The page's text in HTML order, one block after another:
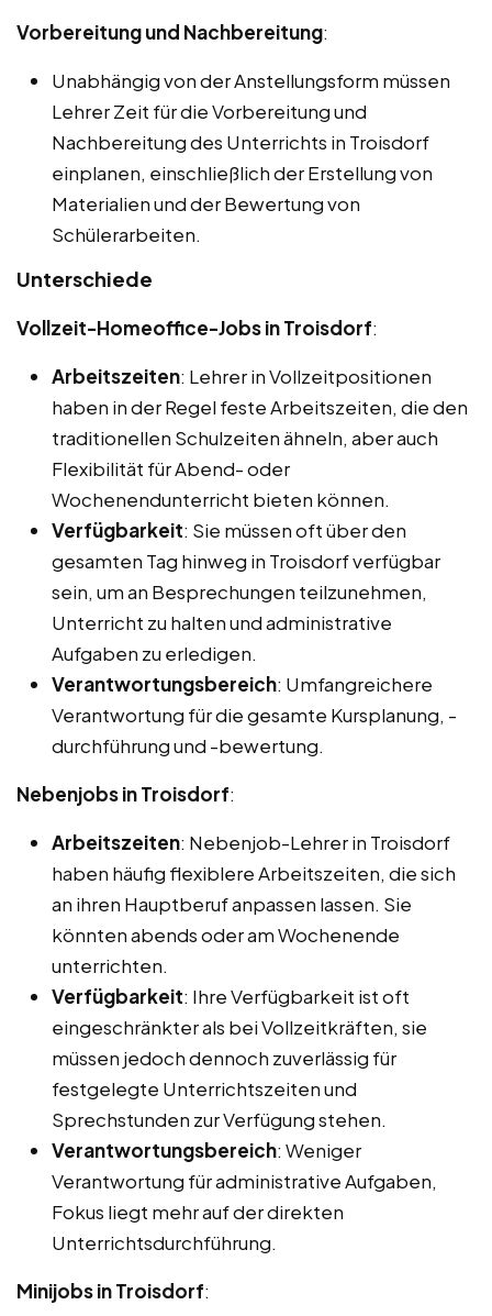
Vorbereitung und Nachbereitung:
Unabhängig von der Anstellungsform müssen
Lehrer Zeit für die Vorbereitung und
Nachbereitung des Unterrichts in Troisdorf
einplanen, einschließlich der Erstellung von
Materialien und der Bewertung von
Schülerarbeiten.
Unterschiede
Vollzeit-Homeoffice-Jobs in Troisdorf:
Arbeitszeiten: Lehrer in Vollzeitpositionen
haben in der Regel feste Arbeitszeiten, die den
traditionellen Schulzeiten ähneln, aber auch
Flexibilität für Abend- oder
Wochenendunterricht bieten können.
Verfügbarkeit: Sie müssen oft über den
gesamten Tag hinweg in Troisdorf verfügbar
sein, um an Besprechungen teilzunehmen,
Unterricht zu halten und administrative
Aufgaben zu erledigen.
Verantwortungsbereich: Umfangreichere
Verantwortung für die gesamte Kursplanung, -
durchführung und -bewertung.
Nebenjobs in Troisdorf:
Arbeitszeiten: Nebenjob-Lehrer in Troisdorf
haben häufig flexiblere Arbeitszeiten, die sich
an ihren Hauptberuf anpassen lassen. Sie
könnten abends oder am Wochenende
unterrichten.
Verfügbarkeit: Ihre Verfügbarkeit ist oft
eingeschränkter als bei Vollzeitkräften, sie
müssen jedoch dennoch zuverlässig für
festgelegte Unterrichtszeiten und
Sprechstunden zur Verfügung stehen.
Verantwortungsbereich: Weniger
Verantwortung für administrative Aufgaben,
Fokus liegt mehr auf der direkten
Unterrichtsdurchführung.
Minijobs in Troisdorf: